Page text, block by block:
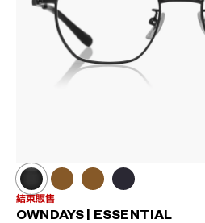
結束販售
OWNDAYS | ESSENTIAL